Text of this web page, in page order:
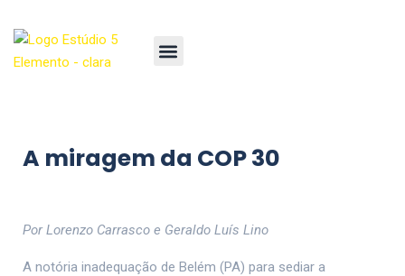
A miragem da COP 30
Por Lorenzo Carrasco e Geraldo Luís Lino
A notória inadequação de Belém (PA) para sediar a